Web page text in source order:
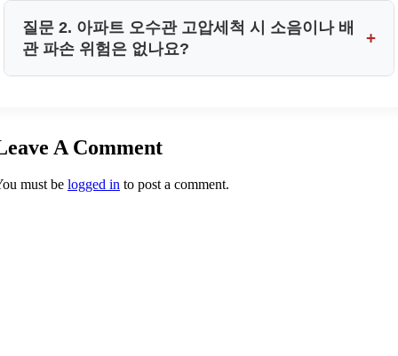
답변 1. 그렇습니다. 물티슈는 물에 녹지 않아 시간이 지
날수록 거대한 뭉치를 형성하여 메인 오수 배관 전체를
질문 2. 아파트 오수관 고압세척 시 소음이나 배
관 파손 위험은 없나요?
+
니다.A Comment
must be logged in to post a comment.